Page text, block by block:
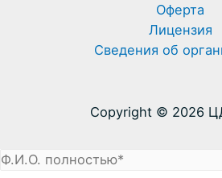
Оферта
Лицензия
Сведения об
Copyright © 2026